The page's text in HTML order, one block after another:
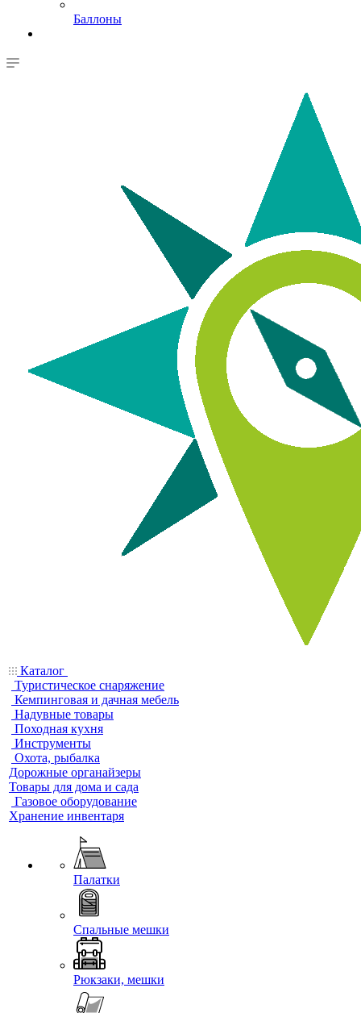
Баллоны
Каталог
Туристическое снаряжение
Кемпинговая и дачная мебель
Надувные товары
Походная кухня
Инструменты
Охота, рыбалка
Дорожные органайзеры
Товары для дома и сада
Газовое оборудование
Хранение инвентаря
Палатки
Спальные мешки
Рюкзаки, мешки